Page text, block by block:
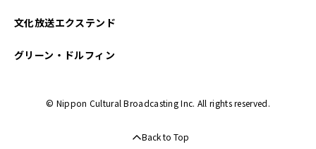
2023年11月
2023年10月
文化放送エクステンド
グリーン・ドルフィン
© Nippon Cultural Broadcasting Inc. All rights reserved.
Back to Top